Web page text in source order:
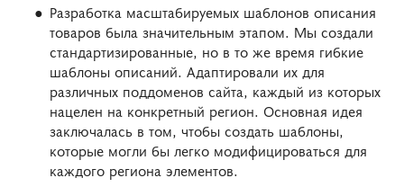
Разработка масштабируемых шаблонов описания
товаров была значительным этапом. Мы создали
стандартизированные, но в то же время гибкие
шаблоны описаний. Адаптировали их для
различных поддоменов сайта, каждый из которых
нацелен на конкретный регион. Основная идея
заключалась в том, чтобы создать шаблоны,
которые могли бы легко модифицироваться для
каждого региона элементов.